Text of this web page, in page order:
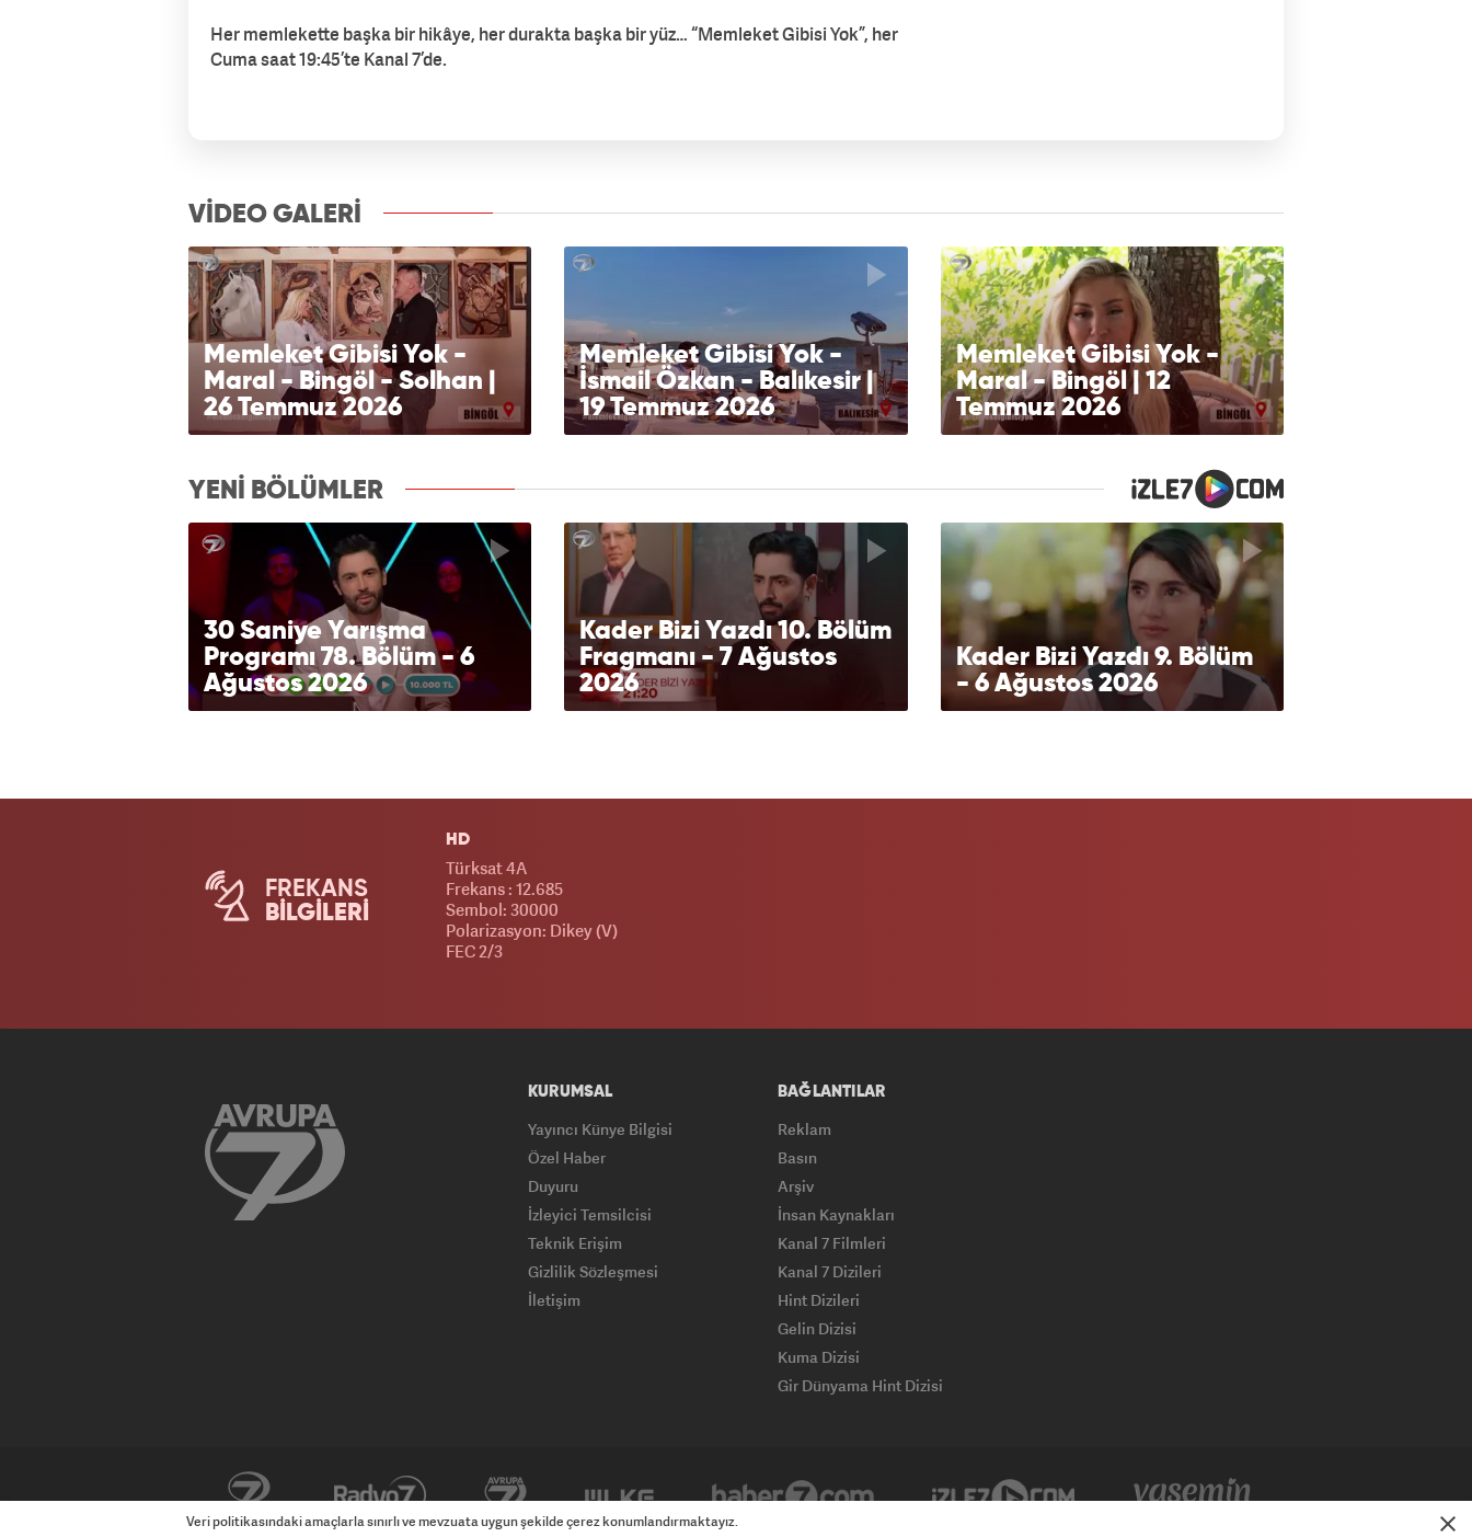
Her memlekette başka bir hikâye, her durakta başka bir yüz… “Memleket Gibisi Yok”, her
Cuma saat 19:45’te Kanal 7’de.
VİDEO GALERİ
Memleket Gibisi Yok -
Maral - Bingöl - Solhan |
26 Temmuz 2026
Memleket Gibisi Yok -
İsmail Özkan - Balıkesir |
19 Temmuz 2026
Memleket Gibisi Yok -
Maral - Bingöl | 12
Temmuz 2026
YENİ BÖLÜMLER
30 Saniye Yarışma
Programı 78. Bölüm - 6
Ağustos 2026
Kader Bizi Yazdı 10. Bölüm
Fragmanı - 7 Ağustos
2026
Kader Bizi Yazdı 9. Bölüm
- 6 Ağustos 2026
FREKANS
BİLGİLERİ
HD
Türksat 4A
Frekans : 12.685
Sembol: 30000
Polarizasyon: Dikey (V)
FEC 2/3
KURUMSAL
Yayıncı Künye Bilgisi
Özel Haber
Duyuru
İzleyici Temsilcisi
Teknik Erişim
Gizlilik Sözleşmesi
İletişim
BAĞLANTILAR
Reklam
Basın
Arşiv
İnsan Kaynakları
Kanal 7 Filmleri
Kanal 7 Dizileri
Hint Dizileri
Gelin Dizisi
Kuma Dizisi
Gir Dünyama Hint Dizisi
Haber7 Yasemin
Veri politikasındaki amaçlarla sınırlı ve mevzuata uygun şekilde çerez konumlandırmaktayız.